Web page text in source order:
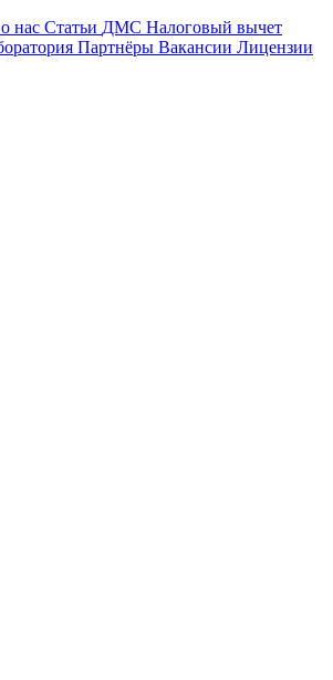
нас Статьи ДМС Налоговый вычет
Партнёры Вакансии Лицензии